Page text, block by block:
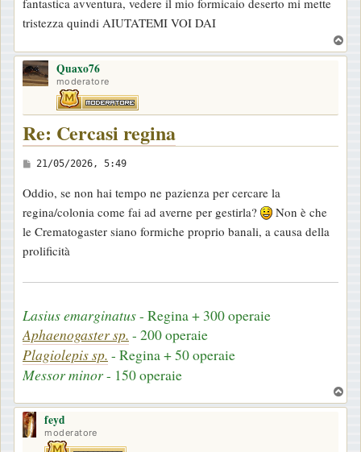
o
tristezza quindi AIUTATEMI VOI DAI
o
Quaxo76
moderatore
Re: Cercasi regina
M
s
s
a
g
o
21/05/2026, 5:49
Oddio, se non hai tempo ne pazienza per cercare la
regina/colonia come fai ad averne per gestirla?
Non è che
le Crematogaster siano formiche proprio banali, a causa della
prolificità
Lasius emarginatus- Regina + 300 operaie
Aphaenogaster sp. - 200 operaie
Plagiolepis sp. - Regina + 50 operaie
Messor minor- 150 operaie
o
feyd
moderatore